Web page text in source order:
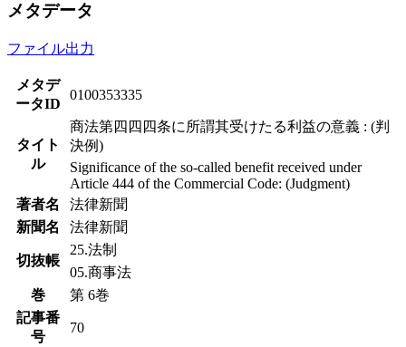
メタデータ
ファイル出力
メタデ
ータID
0100353335
タイト
ル
商法第四四四条に所謂其受けたる利益の意義 : (判
決例)
Significance of the so-called benefit received under
Article 444 of the Commercial Code: (Judgment)
著者名
法律新聞
新聞名
法律新聞
切抜帳
25.法制
05.商事法
巻
第 6巻
記事番
号
70